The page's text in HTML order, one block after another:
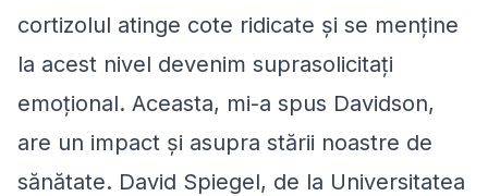
cortizolul atinge cote ridicate și se menține
la acest nivel devenim suprasolicitați
emoțional. Aceasta, mi-a spus Davidson,
are un impact și asupra stării noastre de
sănătate. David Spiegel, de la Universitatea